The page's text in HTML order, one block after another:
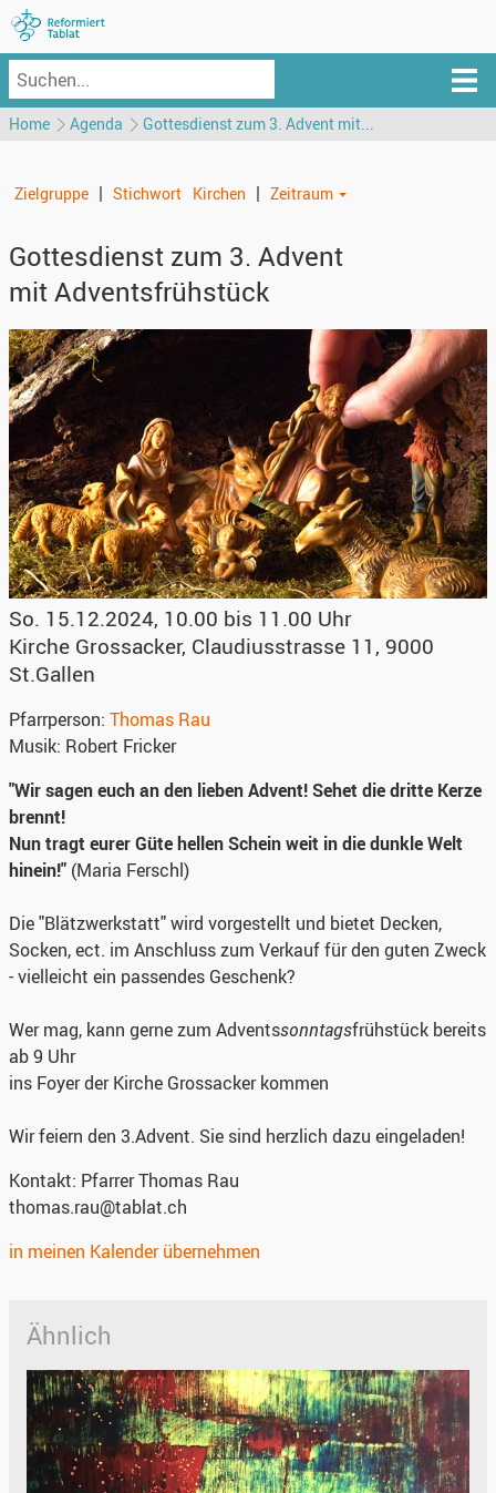
Home Agenda Gottesdienst zum 3. Advent mit...
Zielgruppe | Stichwort Kirchen | Zeitraum
Gottesdienst zum 3. Advent
mit Adventsfrühstück
So. 15.12.2024, 10.00 bis 11.00 Uhr
Kirche Grossacker, Claudiusstrasse 11, 9000
St.Gallen
Pfarrperson: Thomas Rau
Musik: Robert Fricker
"Wir sagen euch an den lieben Advent! Sehet die dritte Kerze
brennt!
Nun tragt eurer Güte hellen Schein weit in die dunkle Welt
hinein!" (Maria Ferschl)
Die "Blätzwerkstatt" wird vorgestellt und bietet Decken,
Socken, ect. im Anschluss zum Verkauf für den guten Zweck
- vielleicht ein passendes Geschenk?
Wer mag, kann gerne zum Adventssonntagsfrühstück bereits
ab 9 Uhr
ins Foyer der Kirche Grossacker kommen
Wir feiern den 3.Advent. Sie sind herzlich dazu eingeladen!
Kontakt: Pfarrer Thomas Rau
thomas.rau@tablat.ch
in meinen Kalender übernehmen
Ähnlich